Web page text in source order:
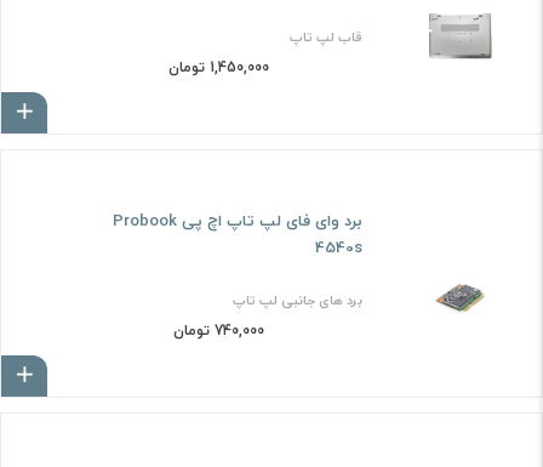
قاب لپ تاپ
1,450,000 تومان
برد وای فای لپ تاپ اچ پی Probook
4540s
برد های جانبی لپ تاپ
740,000 تومان